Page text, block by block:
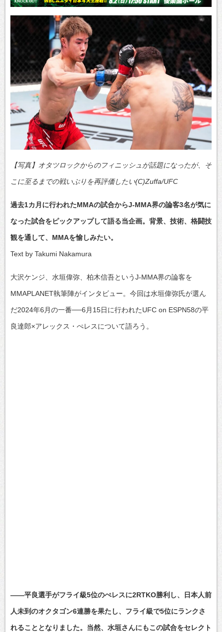
【写真】オタツロックからのフィニッシュが話題になったが、そ
こに至るまでの戦いぶりを再評価したい(C)Zuffa/UFC
過去1カ月に行われたMMAの試合からJ-MMA界の論客3名が気に
なった試合をピックアップして語る当企画。背景、技術、格闘技
観を通して、MMAを愉しみたい。
Text by Takumi Nakamura
大沢ケンジ、水垣偉弥、柏木信吾というJ-MMA界の論客を
MMAPLANET執筆陣がインタビュー。今回は水垣偉弥氏が選ん
だ2024年6月の一番──6月15日に行われたUFC on ESPN58の平
良達郎×アレックス・ぺレスについて語ろう。
――平良選手がフライ級5位のぺレスに2RTKO勝利し、日本人前
人未到のオクタゴン6連勝を果たし、フライ級で5位にランクさ
れることとなりました。当然、水垣さんにもこの試合をセレクト